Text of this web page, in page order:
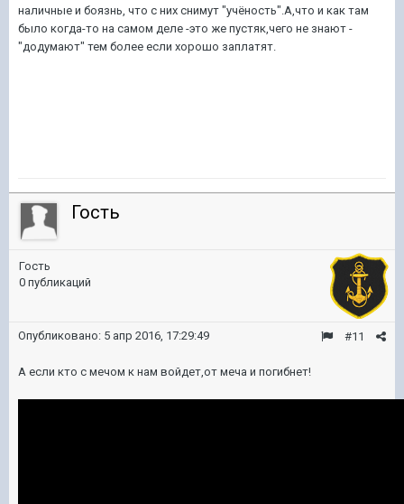
наличные и боязнь, что с них снимут "учёность".А,что и как там
было когда-то на самом деле -это же пустяк,чего не знают -
"додумают" тем более если хорошо заплатят.
Гость
Гость
0 публикаций
#11
Опубликовано: 5 апр 2016, 17:29:49
А если кто с мечом к нам войдет,от меча и погибнет!